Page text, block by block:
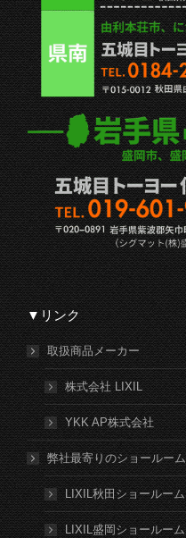
▼リンク
取扱商品メーカー
株式会社 LIXIL
YKK AP株式会社
弊社最寄りのショールーム
LIXIL秋田ショールーム
LIXIL盛岡ショールーム